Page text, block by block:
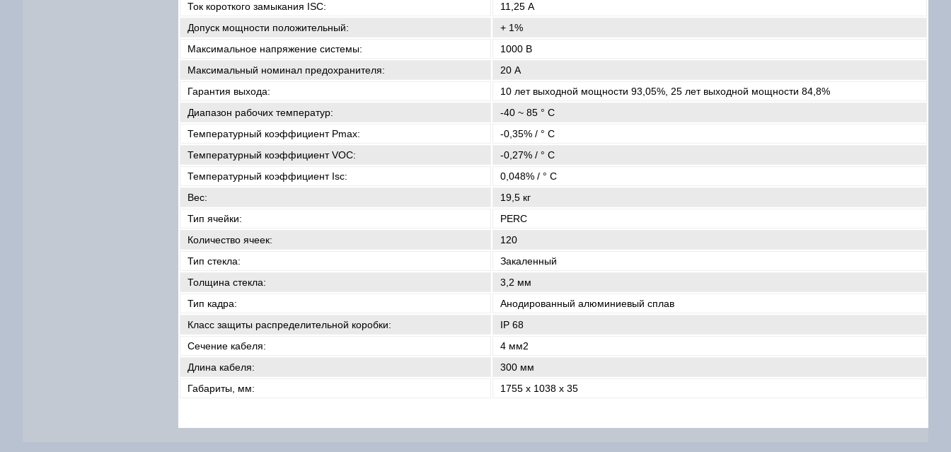
Ток короткого замыкания ISC:
11,25 А
Допуск мощности положительный:
+ 1%
Максимальное напряжение системы:
1000 В
Максимальный номинал предохранителя:
20 А
Гарантия выхода:
10 лет выходной мощности 93,05%, 25 лет выходной мощности 84,8%
Диапазон рабочих температур:
-40 ~ 85 ° С
Температурный коэффициент Pmax:
-0,35% / ° С
Температурный коэффициент VOC:
-0,27% / ° С
Температурный коэффициент Isc:
0,048% / ° С
Вес:
19,5 кг
Тип ячейки:
PERC
Количество ячеек:
120
Тип стекла:
Закаленный
Толщина стекла:
3,2 мм
Тип кадра:
Анодированный алюминиевый сплав
Класс защиты распределительной коробки:
IP 68
Сечение кабеля:
4 мм2
Длина кабеля:
300 мм
Габариты, мм:
1755 х 1038 х 35